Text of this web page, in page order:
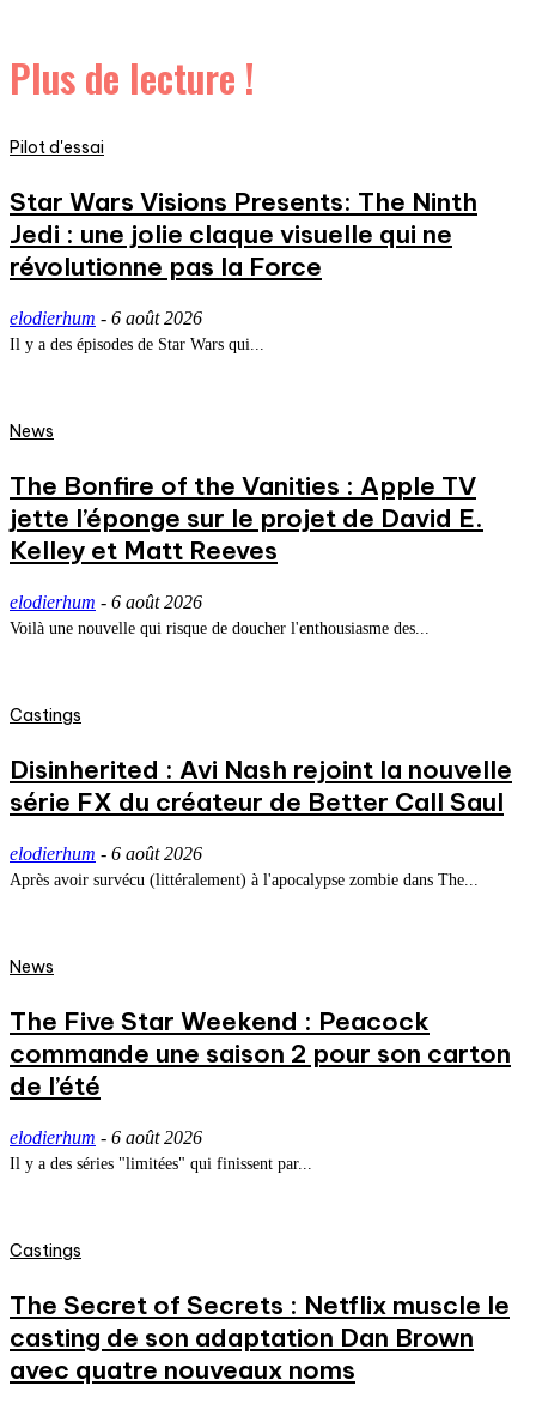
Plus de lecture !
Pilot d'essai
Star Wars Visions Presents: The Ninth
Jedi : une jolie claque visuelle qui ne
révolutionne pas la Force
elodierhum - 6 août 2026
Il y a des épisodes de Star Wars qui...
News
The Bonfire of the Vanities : Apple TV
jette l’éponge sur le projet de David E.
Kelley et Matt Reeves
elodierhum - 6 août 2026
Voilà une nouvelle qui risque de doucher l'enthousiasme des...
Castings
Disinherited : Avi Nash rejoint la nouvelle
série FX du créateur de Better Call Saul
elodierhum - 6 août 2026
Après avoir survécu (littéralement) à l'apocalypse zombie dans The...
News
The Five Star Weekend : Peacock
commande une saison 2 pour son carton
de l’été
elodierhum - 6 août 2026
Il y a des séries "limitées" qui finissent par...
Castings
The Secret of Secrets : Netflix muscle le
casting de son adaptation Dan Brown
avec quatre nouveaux noms